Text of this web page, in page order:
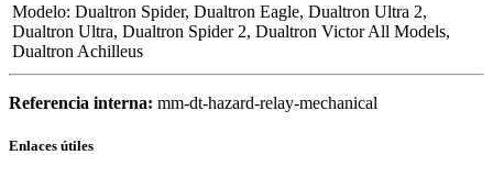
Modelo: Dualtron Spider, Dualtron Eagle, Dualtron Ultra 2,
Dualtron Ultra, Dualtron Spider 2, Dualtron Victor All Models,
Dualtron Achilleus
Referencia interna: mm-dt-hazard-relay-mechanical
Enlaces útiles